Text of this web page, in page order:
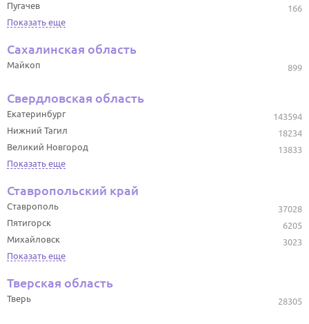
166
Пугачев
Показать еще
Сахалинская область
899
Майкоп
Свердловская область
143594
Екатеринбург
18234
Нижний Тагил
13833
Великий Новгород
Показать еще
Ставропольский край
37028
Ставрополь
6205
Пятигорск
3023
Михайловск
Показать еще
Тверская область
28305
Тверь